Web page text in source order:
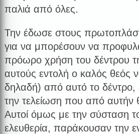
παλιά από όλες.
Την έδωσε στους
για να μπορέσουν να
πρόωρο χρήση του δέντρου
αυτούς εντολή ο καλός θεός
δηλαδή) από αυτό το
την τελείωση που από αυτήν
Aυτοί όμως με την σύσταση
ελευθερία, παράκουσαν την